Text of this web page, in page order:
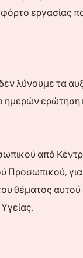
εργασίας
λύνουμε τα
ημερών
από
Προσωπικού,
θέματος